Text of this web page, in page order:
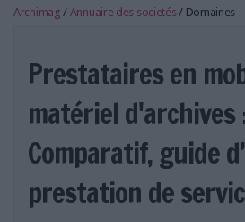
LES DOSSIERS
LES NEWSLETTERS
LE MAGAZINE
LES BASES DE DONNÉES
Archimag / Annuaire des societés / Domaines
Prestataires en
matériel d'archives
Comparatif, guide
prestation de